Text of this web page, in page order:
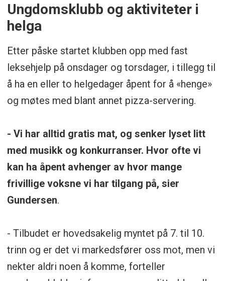
Ungdomsklubb og aktiviteter i
helga
Etter påske startet klubben opp med fast
leksehjelp på onsdager og torsdager, i tillegg til
å ha en eller to helgedager åpent for å «henge»
og møtes med blant annet pizza-servering.
- Vi har alltid gratis mat, og senker lyset litt
med musikk og konkurranser. Hvor ofte vi
kan ha åpent avhenger av hvor mange
frivillige voksne vi har tilgang på, sier
Gundersen.
- Tilbudet er hovedsakelig myntet på 7. til 10.
trinn og er det vi markedsfører oss mot, men vi
nekter aldri noen å komme, forteller